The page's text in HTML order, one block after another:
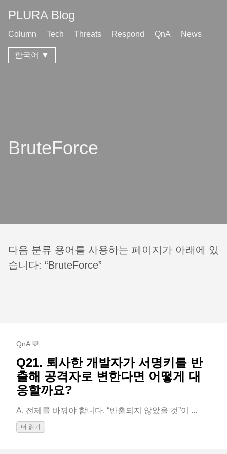
PLURA Blog
Column Tech Threats Respond QnA News
한국어 ▼
BruteForce
다음 분류 용어를 사용하는 페이지가 아래에 있
습니다: “BruteForce”
QnA 💬
Q21. 퇴사한 개발자가 서명키를 반
출해 공격자로 변한다면 어떻게 대
응할까요?
A. 전제를 바꿔야 합니다. “반출되지 않았을 것”이 ...
더 읽기